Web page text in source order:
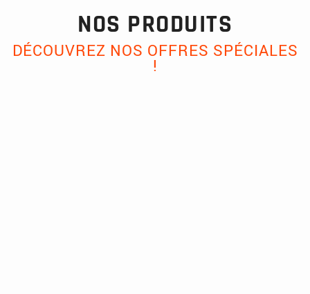
NOS PRODUITS
DÉCOUVREZ NOS OFFRES SPÉCIALES
!